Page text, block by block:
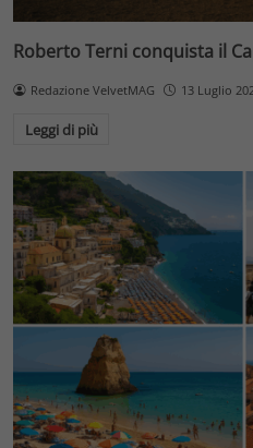
Roberto Terni conquista il
Redazione VelvetMAG 13 Luglio
Leggi di più